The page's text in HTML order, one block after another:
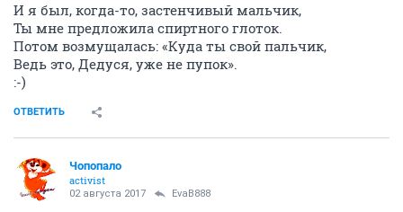
И я был, когда-то, застенчивый мальчик,
Ты мне предложила спиртного глоток.
Потом возмущалась: «Куда ты свой пальчик,
Ведь это, Дедуся, уже не пупок».
:-)
ОТВЕТИТЬ
Чопопало
activist
02 августа 2017 EvaB888